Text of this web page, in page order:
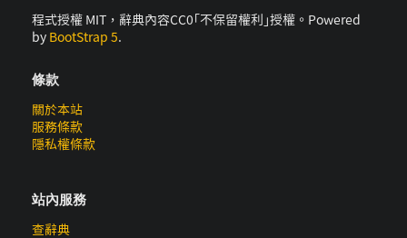
程式授權 MIT，辭典內容CC0｢不保留權利｣授權。Powered
by BootStrap 5.
條款
關於本站
服務條款
隱私權條款
站內服務
查辭典